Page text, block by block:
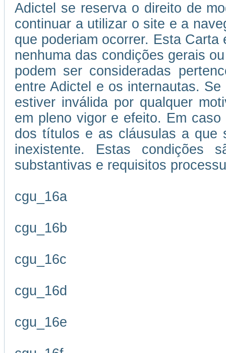
Adictel se reserva o direito de
continuar a utilizar o site e a
que poderiam ocorrer. Esta
nenhuma das condições gerais
podem ser consideradas
entre Adictel e os internautas.
estiver inválida por qualquer
em pleno vigor e efeito. Em
dos títulos e as cláusulas a que
inexistente. Estas condições
substantivas e requisitos
cgu_16a
cgu_16b
cgu_16c
cgu_16d
cgu_16e